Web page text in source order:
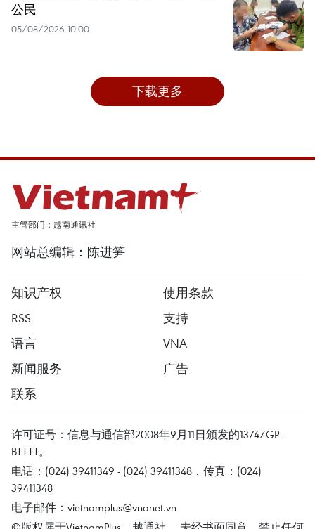
公民
05/08/2026 10:00
下载更多
主管部门：越南通讯社
网站总编辑：陈进笋
知识产权
使用条款
RSS
支持
语言
VNA
新闻服务
广告
联系
许可证号：信息与通信部2008年9月11日颁发的1374/GP-
BTTTT。
电话：(024) 39411349 - (024) 39411348，传真：(024)
39411348
电子邮件： vietnamplus@vnanet.vn